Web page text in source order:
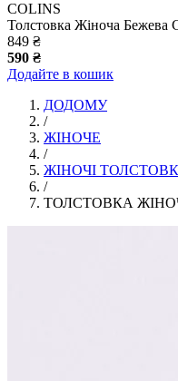
COLINS
Толстовка Жіноча Бежева
849 ₴
590 ₴
Додайте в кошик
ДОДОМУ
/
ЖІНОЧЕ
/
ЖІНОЧІ
/
ТОЛСТОВКА